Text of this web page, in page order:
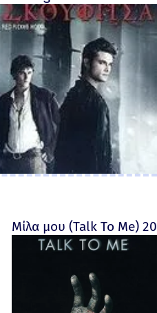
Mansion) - 2023
Μίλα μου (Talk To Me)